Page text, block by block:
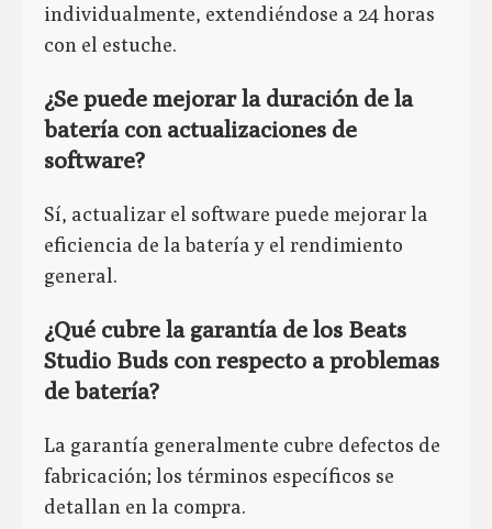
individualmente, extendiéndose a 24 horas
con el estuche.
¿Se puede mejorar la duración de la
batería con actualizaciones de
software?
Sí, actualizar el software puede mejorar la
eficiencia de la batería y el rendimiento
general.
¿Qué cubre la garantía de los Beats
Studio Buds con respecto a problemas
de batería?
La garantía generalmente cubre defectos de
fabricación; los términos específicos se
detallan en la compra.